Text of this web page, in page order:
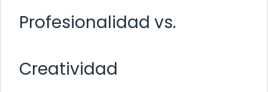
Profesionalidad vs.
Creatividad